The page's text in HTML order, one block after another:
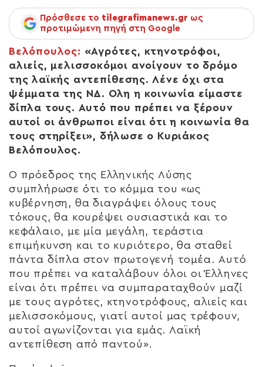
Πρόσθεσε το tilegrafimanews.gr ως
προτιμώμενη πηγή στη Google
Βελόπουλος: «Αγρότες, κτηνοτρόφοι,
αλιείς, μελισσοκόμοι ανοίγουν το δρόμο
της λαϊκής αντεπίθεσης. Λένε όχι στα
ψέμματα της ΝΔ. Όλη η κοινωνία είμαστε
δίπλα τους. Αυτό που πρέπει να ξέρουν
αυτοί οι άνθρωποι είναι ότι η κοινωνία θα
τους στηρίξει», δήλωσε ο Κυριάκος
Βελόπουλος.
Ο πρόεδρος της Ελληνικής Λύσης
συμπλήρωσε ότι το κόμμα του «ως
κυβέρνηση, θα διαγράψει όλους τους
τόκους, θα κουρέψει ουσιαστικά και το
κεφάλαιο, με μία μεγάλη, τεράστια
επιμήκυνση και το κυριότερο, θα σταθεί
πάντα δίπλα στον πρωτογενή τομέα. Αυτό
που πρέπει να καταλάβουν όλοι οι Έλληνες
είναι ότι πρέπει να συμπαραταχθούν μαζί
με τους αγρότες, κτηνοτρόφους, αλιείς και
μελισσοκόμους, γιατί αυτοί μας τρέφουν,
αυτοί αγωνίζονται για εμάς. Λαϊκή
αντεπίθεση από παντού».